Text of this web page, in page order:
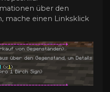
über den
mache einen Linksklick